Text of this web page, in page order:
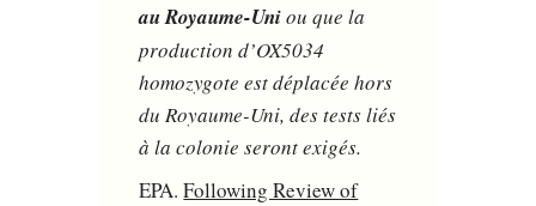
au Royaume-Uniou que la
production d’OX5034
homozygote est déplacée hors
du Royaume-Uni, des tests liés
à la colonie seront exigés.
EPA.Following Review of